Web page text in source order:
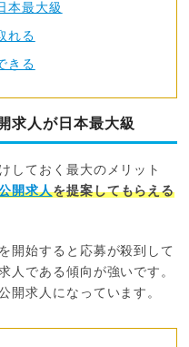
本最大級
れる
きる
求人が日本最大級
しておく最大のメリット
開求人を提案してもらえる
開始すると応募が殺到して
人である傾向が強いです。
開求人になっています。